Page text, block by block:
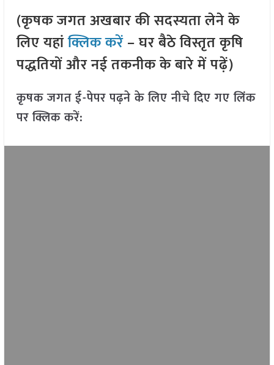
(कृषक जगत अखबार की सदस्यता लेने के
लिए यहांक्लिक करें– घर बैठे विस्तृत कृषि
पद्धतियों और नई तकनीक के बारे में पढ़ें)
कृषक जगत ई-पेपर पढ़ने के लिए नीचे दिए गए लिंक
पर क्लिक करें: